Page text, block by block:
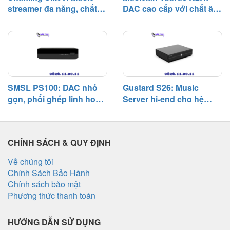
ý trong phân khúc network
streamer đa năng, chất
phối ghép linh hoạt
DAC cao cấp với chất âm
năng phối ghép rộng
SMSL PS100: DAC nhỏ
gọn, phối ghép linh hoạt,
hệ thống phổ thông
Gustard S26: Music
Server hi-end cho hệ
độ tĩnh và khả năng phối
CHÍNH SÁCH & QUY ĐỊNH
Về chúng tôi
Chính Sách Bảo Hành
Chính sách bảo mật
Phương thức thanh toán
HƯỚNG DẪN SỬ DỤNG